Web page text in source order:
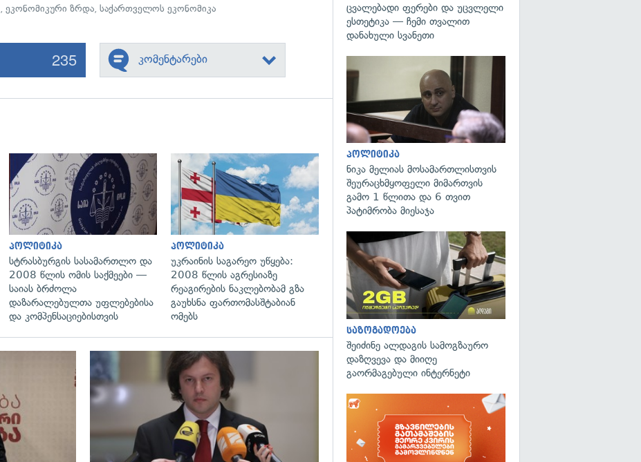
,ეკონომიკური ზრდა,საქართველოს ეკონომიკა
235 კომენტარები
გადახედვა გადახედვა
პოლიტიკა
სტრასბურგის სასამართლო და
2008 წლის ომის საქმეები —
საიას ბრძოლა
დაზარალებულთა უფლებებისა
და კომპენსაციებისთვის
გადახედვა
პოლიტიკა
უკრაინის საგარეო უწყება:
2008 წლის აგრესიაზე
რეაგირების ნაკლებობამ გზა
გაუხსნა ფართომასშტაბიან
ომებს
გადახედვა
ცვალებადი ფერები და უცვლელი
ესთეტიკა — ჩემი თვალით
დანახული სვანეთი
პოლიტიკა
ნიკა მელიას მოსამართლისთვის
შეურაცხმყოფელი მიმართვის
გამო 1 წლითა და 6 თვით
პატიმრობა მიესაჯა
საზოგადოება
შეიძინე ალდაგის სამოგზაურო
დაზღვევა და მიიღე
გაორმაგებული ინტერნეტი